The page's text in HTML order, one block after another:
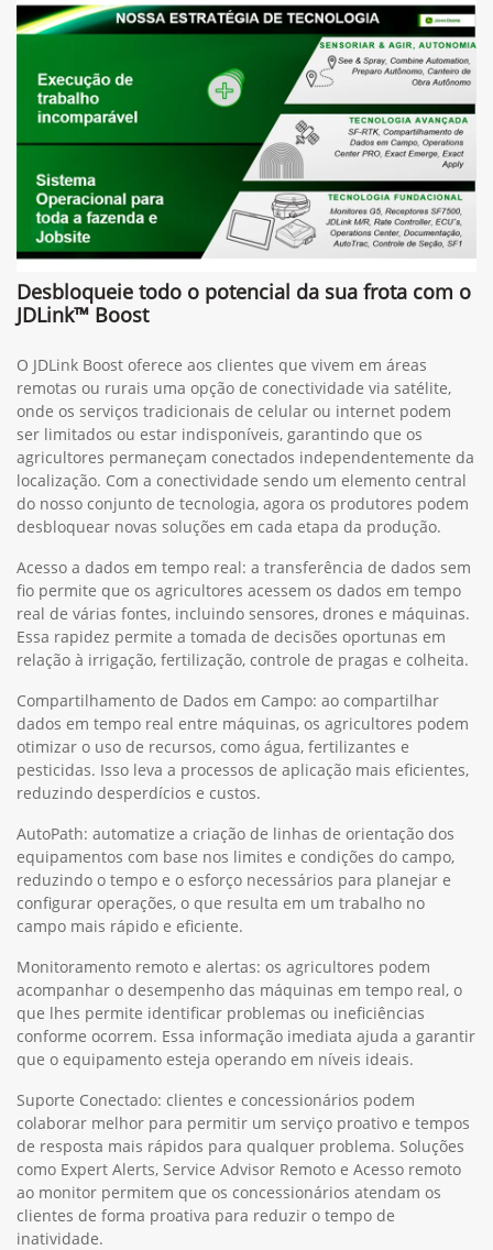
Desbloqueie todo o potencial da sua frota com o
JDLink™ Boost
O JDLink Boost oferece aos clientes que vivem em áreas
remotas ou rurais uma opção de conectividade via satélite,
onde os serviços tradicionais de celular ou internet podem
ser limitados ou estar indisponíveis, garantindo que os
agricultores permaneçam conectados independentemente da
localização. Com a conectividade sendo um elemento central
do nosso conjunto de tecnologia, agora os produtores podem
desbloquear novas soluções em cada etapa da produção.
Acesso a dados em tempo real: a transferência de dados sem
fio permite que os agricultores acessem os dados em tempo
real de várias fontes, incluindo sensores, drones e máquinas.
Essa rapidez permite a tomada de decisões oportunas em
relação à irrigação, fertilização, controle de pragas e colheita.
Compartilhamento de Dados em Campo: ao compartilhar
dados em tempo real entre máquinas, os agricultores podem
otimizar o uso de recursos, como água, fertilizantes e
pesticidas. Isso leva a processos de aplicação mais eficientes,
reduzindo desperdícios e custos.
AutoPath: automatize a criação de linhas de orientação dos
equipamentos com base nos limites e condições do campo,
reduzindo o tempo e o esforço necessários para planejar e
configurar operações, o que resulta em um trabalho no
campo mais rápido e eficiente.
Monitoramento remoto e alertas: os agricultores podem
acompanhar o desempenho das máquinas em tempo real, o
que lhes permite identificar problemas ou ineficiências
conforme ocorrem. Essa informação imediata ajuda a garantir
que o equipamento esteja operando em níveis ideais.
Suporte Conectado: clientes e concessionários podem
colaborar melhor para permitir um serviço proativo e tempos
de resposta mais rápidos para qualquer problema. Soluções
como Expert Alerts, Service Advisor Remoto e Acesso remoto
ao monitor permitem que os concessionários atendam os
clientes de forma proativa para reduzir o tempo de
inatividade.